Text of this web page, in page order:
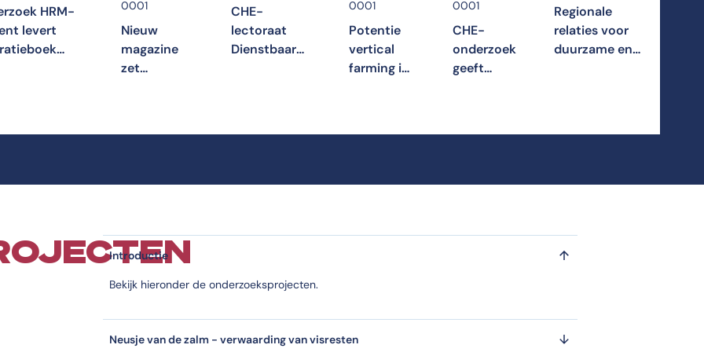
HRM-
levert
0001
Nieuw
magazine
zet
CHE-
lectoraat
Dienstbaar
0001
Potentie
vertical
farming in
0001
CHE-
onderzoek
geeft
Regionale
relaties voor
duurzame en
Introductie
Bekijk hieronder de onderzoeksprojecten.
Neusje van de zalm - verwaarding van visresten